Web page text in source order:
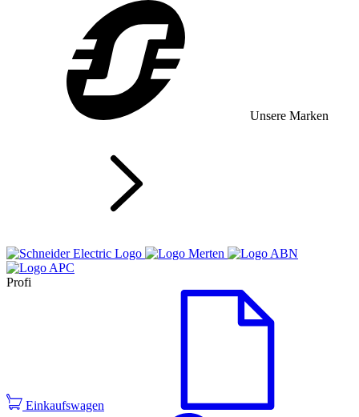
Unsere Marken
Profi
Einkaufswagen